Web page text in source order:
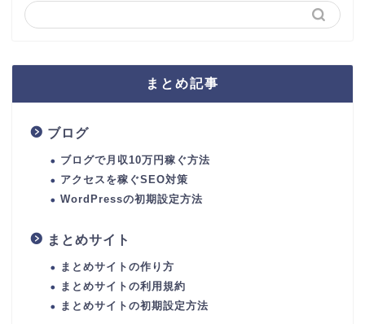
まとめ記事
ブログ
ブログで月収10万円稼ぐ方法
アクセスを稼ぐSEO対策
WordPressの初期設定方法
まとめサイト
まとめサイトの作り方
まとめサイトの利用規約
まとめサイトの初期設定方法